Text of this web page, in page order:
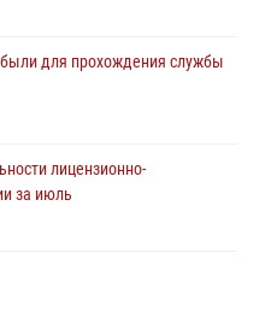
для прохождения службы
лицензионно-
за июль